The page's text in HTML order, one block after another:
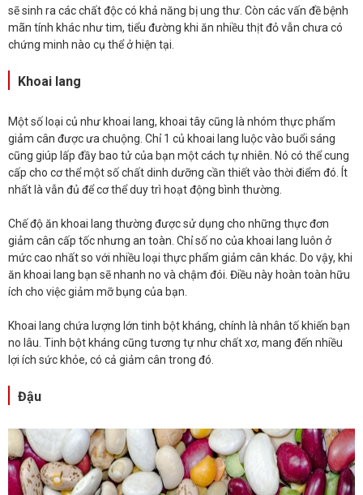
sẽ sinh ra các chất độc có khả năng bị ung thư. Còn các vấn đề bệnh
mãn tính khác như tim, tiểu đường khi ăn nhiều thịt đỏ vẫn chưa có
chứng minh nào cụ thể ở hiện tại.
Khoai lang
Một số loại củ như khoai lang, khoai tây cũng là nhóm thực phẩm
giảm cân được ưa chuộng. Chỉ 1 củ khoai lang luộc vào buổi sáng
cũng giúp lấp đầy bao tử của bạn một cách tự nhiên. Nó có thể cung
cấp cho cơ thể một số chất dinh dưỡng cần thiết vào thời điểm đó. Ít
nhất là vẫn đủ để cơ thể duy trì hoạt động bình thường.
Chế độ ăn khoai lang thường được sử dụng cho những thực đơn
giảm cân cấp tốc nhưng an toàn. Chỉ số no của khoai lang luôn ở
mức cao nhất so với nhiều loại thực phẩm giảm cân khác. Do vậy, khi
ăn khoai lang bạn sẽ nhanh no và chậm đói. Điều này hoàn toàn hữu
ích cho việc giảm mỡ bụng của bạn.
Khoai lang chứa lượng lớn tinh bột kháng, chính là nhân tố khiến bạn
no lâu. Tinh bột kháng cũng tương tự như chất xơ, mang đến nhiều
lợi ích sức khỏe, có cả giảm cân trong đó.
Đậu